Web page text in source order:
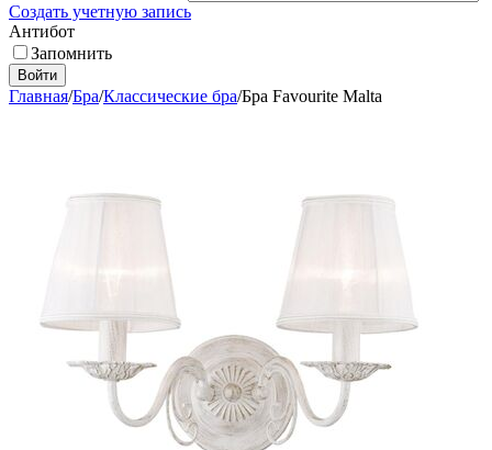
Создать учетную запись
Антибот
Запомнить
Войти
Главная/Бра/Классические бра/Бра Favourite Malta